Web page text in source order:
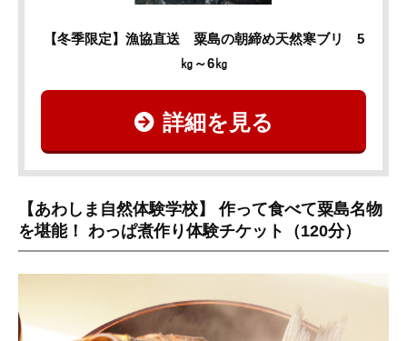
【冬季限定】漁協直送 粟島の朝締め天然寒ブリ 5
㎏～6㎏
詳細を見る
【あわしま自然体験学校】 作って食べて粟島名物
を堪能！ わっぱ煮作り体験チケット（120分）